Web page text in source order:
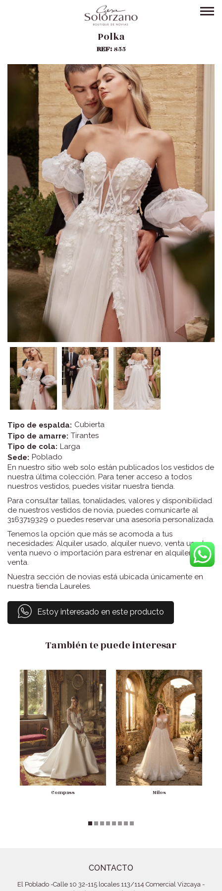
Polka
REF:855
Tipo de espalda: Cubierta
Tipo de amarre: Tirantes
Tipo de cola: Larga
Sede: Poblado
En nuestro sitio web solo están publicados los vestidos de
nuestra última colección. Para tener acceso a todos
nuestros vestidos, puedes visitar nuestra tienda.
Para consultar tallas, tonalidades, valores y disponibilidad
de nuestros vestidos de novia, puedes comunicarte al
3163719329 o puedes reservar una asesoría personalizada.
Tenemos la opción que más se acomoda a tus
necesidades: Alquiler usado, alquiler nuevo, venta usado,
venta nuevo o importación para estrenar en alquiler o
venta.
Nuestra sección de novias está ubicada únicamente en
nuestra tienda Laureles.
Estoy interesado en este producto
También te puede interesar
Compass Milos
CONTACTO
El Poblado -Calle 10 32-115 locales 113/114 Comercial Vizcaya -